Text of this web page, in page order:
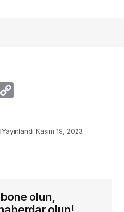
Yayınlandı Kasım 19, 2023
olun,